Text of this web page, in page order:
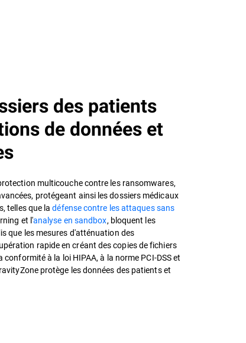
des patients
de données et
multicouche contre les ransomwares,
protégeant ainsi les dossiers médicaux
telles que ladéfense contre les attaques sans
et l'analyse en sandbox, bloquent les
que les mesures d'atténuation des
rapide en créant des copies de fichiers
à la loi HIPAA, à la norme PCI-DSS et
protège les données des patients et